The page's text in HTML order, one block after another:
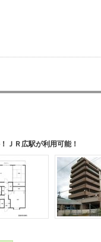
ＪＲ広駅が利用可能！